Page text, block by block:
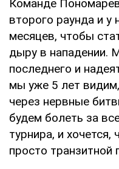
Команде
второго раунда и у
месяцев, чтобы
дыру в нападении.
последнего и
мы уже 5 лет
через нервные
будем болеть за
турнира, и
просто транзитной